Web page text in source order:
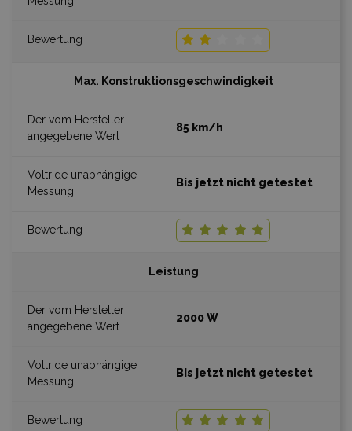
Max. Konstruktionsgeschwindigkeit
85 km/h
Bis jetzt nicht getestet
Leistung
2000 W
Bis jetzt nicht getestet